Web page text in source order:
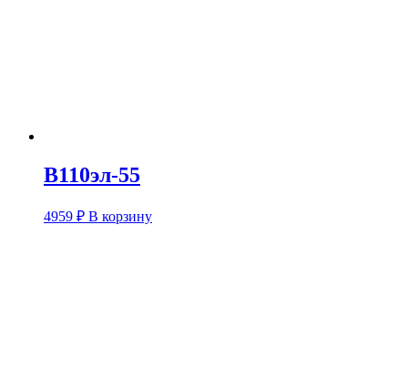
В110эл-55
4959 ₽ В корзину